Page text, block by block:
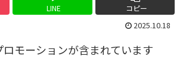
LINE コピー
2025.10.18
ロモーションが含まれています